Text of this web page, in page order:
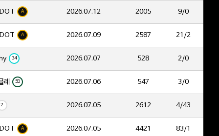
A 2026.07.12 2005 9/0
A 2026.07.09 2587 21/2
34 2026.07.07 528 2/0
레 50 2026.07.06 547 3/0
2 2026.07.05 2612 4/43
A 2026.07.05 4421 83/1